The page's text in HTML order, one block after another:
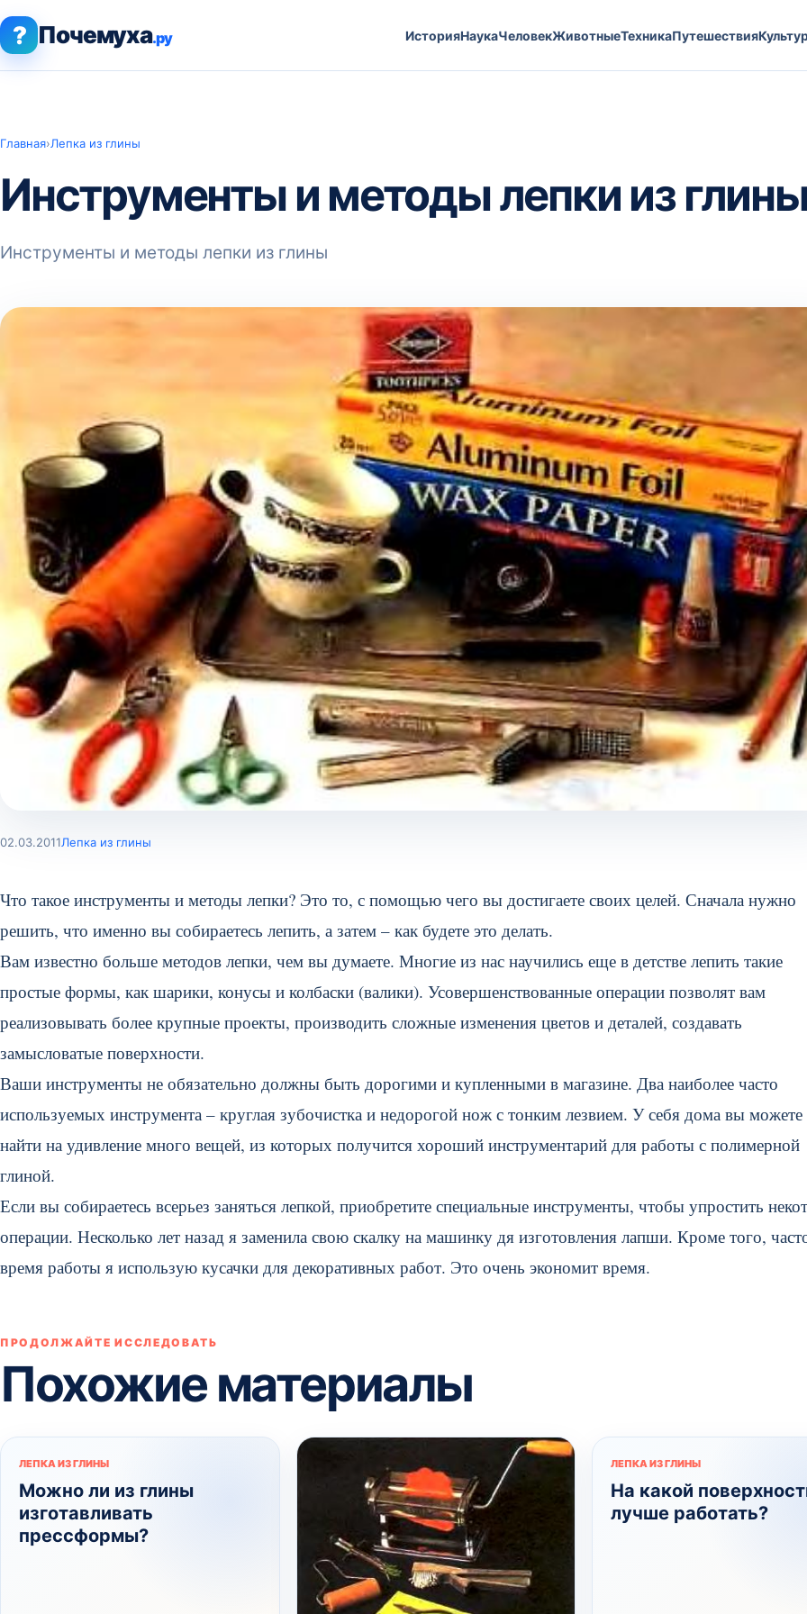
? Почемуха.ру ИсторияНаукаЧеловекЖивотныеТехникаПутешествия
Главная›Лепка из глины
Инструменты и методы лепки из
Инструменты и методы лепки из глины
02.03.2011Лепка из глины
Что такое инструменты и методы лепки? Это то, с помощью чего вы достигаете своих целей. Сначала нужно
решить, что именно вы собираетесь лепить, а затем – как будете это делать.
Вам известно больше методов лепки, чем вы думаете. Многие из нас научились еще в детстве лепить такие
простые формы, как шарики, конусы и колбаски (валики). Усовершенствованные операции позволят вам
реализовывать более крупные проекты, производить сложные изменения цветов и деталей, создавать
замысловатые поверхности.
Ваши инструменты не обязательно должны быть дорогими и купленными в магазине. Два наиболее часто
используемых инструмента – круглая зубочистка и недорогой нож с тонким лезвием. У себя дома вы можете
найти на удивление много вещей, из которых получится хороший инструментарий для работы с полимерной
глиной.
Если вы собираетесь всерьез заняться лепкой, приобретите специальные инструменты, чтобы упростить
операции. Несколько лет назад я заменила свою скалку на машинку дя изготовления лапши. Кроме того,
время работы я использую кусачки для декоративных работ. Это очень экономит время.
ПРОДОЛЖАЙТЕ ИССЛЕДОВАТЬ
Похожие материалы
ЛЕПКА ИЗ ГЛИНЫ
Можно ли из глины
изготавливать
прессформы?
ЛЕПКА ИЗ ГЛИНЫ
На какой
лучше работать?